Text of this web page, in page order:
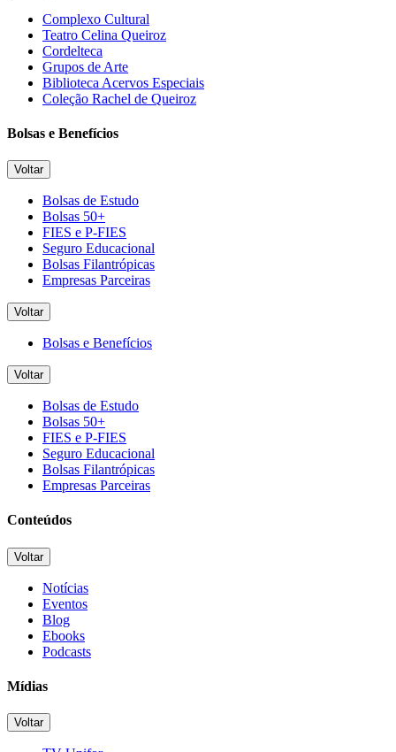
Complexo Cultural
Teatro Celina Queiroz
Cordelteca
Grupos de Arte
Biblioteca Acervos Especiais
Coleção Rachel de Queiroz
Bolsas e Benefícios
Voltar
Bolsas de Estudo
Bolsas 50+
FIES e P-FIES
Seguro Educacional
Bolsas Filantrópicas
Empresas Parceiras
Voltar
Bolsas e Benefícios
Voltar
Bolsas de Estudo
Bolsas 50+
FIES e P-FIES
Seguro Educacional
Bolsas Filantrópicas
Empresas Parceiras
Conteúdos
Voltar
Notícias
Eventos
Blog
Ebooks
Podcasts
Mídias
Voltar